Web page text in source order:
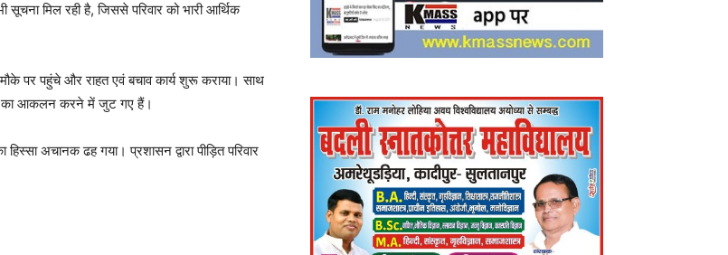
मिल रही है, जिससे परिवार को भारी आर्थिक
पर पहुंचे और राहत एवं बचाव कार्य शुरू कराया। साथ
का आकलन करने में जुट गए हैं।
अचानक ढह गया। प्रशासन द्वारा पीड़ित परिवार